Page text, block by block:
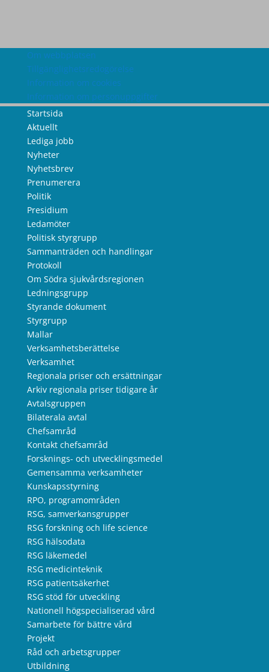
Om webbplatsen
Tillgänglighetsredogörelse
Information om cookies
Information om personuppgifter
Startsida
Aktuellt
Lediga jobb
Nyheter
Nyhetsbrev
Prenumerera
Politik
Presidium
Ledamöter
Politisk styrgrupp
Sammanträden och handlingar
Protokoll
Om Södra sjukvårdsregionen
Ledningsgrupp
Styrande dokument
Styrgrupp
Mallar
Verksamhetsberättelse
Verksamhet
Regionala priser och ersättningar
Arkiv regionala priser tidigare år
Avtalsgruppen
Bilaterala avtal
Chefsamråd
Kontakt chefsamråd
Forsknings- och utvecklingsmedel
Gemensamma verksamheter
Kunskapsstyrning
RPO, programområden
RSG, samverkansgrupper
RSG forskning och life science
RSG hälsodata
RSG läkemedel
RSG medicinteknik
RSG patientsäkerhet
RSG stöd för utveckling
Nationell högspecialiserad vård
Samarbete för bättre vård
Projekt
Råd och arbetsgrupper
Utbildning